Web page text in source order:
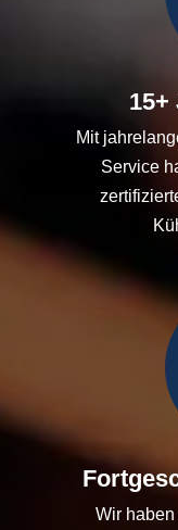
15+
Mit
Service
Wir